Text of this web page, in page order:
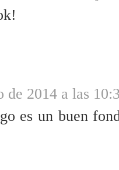
de 2014 a las
es un buen